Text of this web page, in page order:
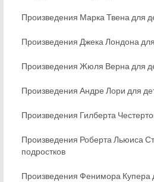
Произведения Марка Твена для
Произведения Джека Лондона
Произведения Жюля Верна для
Произведения Андре Лори для
Произведения Гилберта
Произведения Роберта Льюиса
подростков
Произведения Фенимора Купера